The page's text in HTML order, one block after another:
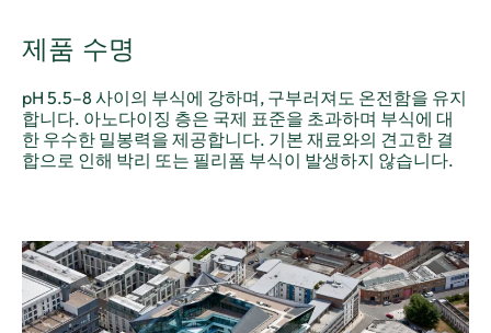
제품 수명
pH 5.5–8 사이의 부식에 강하며, 구부러져도 온전함을 유지
합니다. 아노다이징 층은 국제 표준을 초과하며 부식에 대
한 우수한 밀봉력을 제공합니다. 기본 재료와의 견고한 결
합으로 인해 박리 또는 필리폼 부식이 발생하지 않습니다.